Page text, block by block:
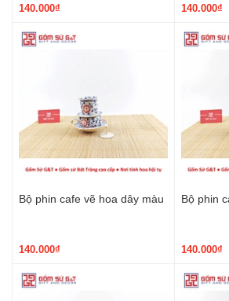
140.000₫ 140.000₫
Bộ phin cafe vẽ hoa dây màu
140.000₫
Bộ phin
140.000₫